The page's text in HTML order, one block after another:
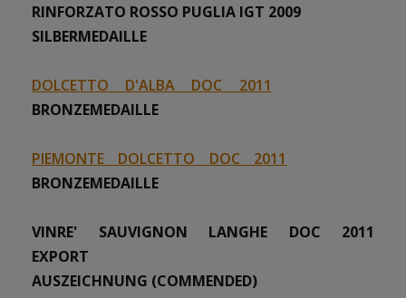
RINFORZATO ROSSO PUGLIA IGT 2009
SILBERMEDAILLE
DOLCETTO D'ALBA DOC 2011
BRONZEMEDAILLE
PIEMONTE DOLCETTO DOC 2011
BRONZEMEDAILLE
VINRE' SAUVIGNON LANGHE DOC 2011
EXPORT
AUSZEICHNUNG (COMMENDED)